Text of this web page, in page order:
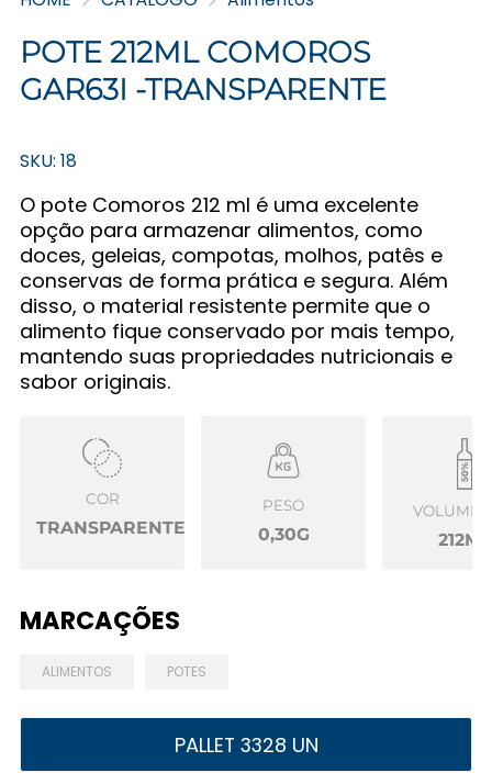
POTE 212ML COMOROS
GAR63I -TRANSPARENTE
SKU: 18
O pote Comoros 212 ml é uma excelente
opção para armazenar alimentos, como
doces, geleias, compotas, molhos, patês e
conservas de forma prática e segura. Além
disso, o material resistente permite que o
alimento fique conservado por mais tempo,
mantendo suas propriedades nutricionais e
sabor originais.
COR
TRANSPARENTE
PESO
0,30G
VOLUME
212ML
MARCAÇÕES
ALIMENTOS POTES
PALLET 3328 UN